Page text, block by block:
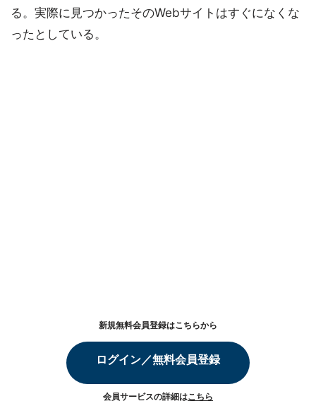
る。実際に見つかったそのWebサイトはすぐになくな
ったとしている。
新規無料会員登録はこちらから
ログイン／無料会員登録
会員サービスの詳細はこちら